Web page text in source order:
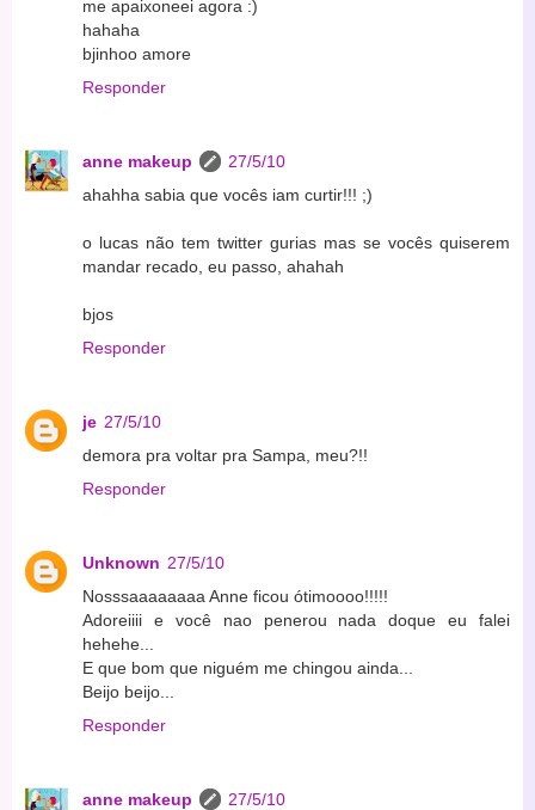
me apaixoneei agora :)
hahaha
bjinhoo amore
Responder
anne makeup
27/5/10
ahahha sabia que vocês iam curtir!!! ;)
o lucas não tem twitter gurias mas se vocês quiserem
mandar recado, eu passo, ahahah
bjos
Responder
je 27/5/10
demora pra voltar pra Sampa, meu?!!
Responder
Unknown 27/5/10
Nosssaaaaaaaa Anne ficou ótimoooo!!!!!
Adoreiiii e você nao penerou nada doque eu falei
hehehe...
E que bom que niguém me chingou ainda...
Beijo beijo...
Responder
anne makeup
27/5/10